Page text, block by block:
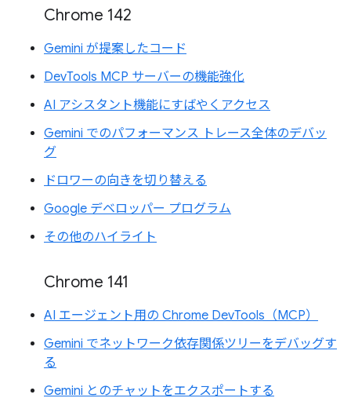
Chrome 142
Gemini が提案したコード
DevTools MCP サーバーの機能強化
AI アシスタント機能にすばやくアクセス
Gemini でのパフォーマンス トレース全体のデバッ
グ
ドロワーの向きを切り替える
Google デベロッパー プログラム
その他のハイライト
Chrome 141
AI エージェント用の Chrome DevTools（MCP）
Gemini でネットワーク依存関係ツリーをデバッグす
る
Gemini とのチャットをエクスポートする